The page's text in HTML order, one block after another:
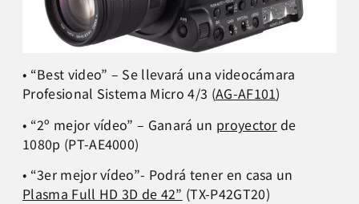
• “Best video” – Se llevará una videocámara
Profesional Sistema Micro 4/3 (AG-AF101)
• “2º mejor vídeo” – Ganará un proyectorde
1080p (PT-AE4000)
• “3er mejor vídeo”- Podrá tener en casa un
Plasma Full HD 3D de 42” (TX-P42GT20)